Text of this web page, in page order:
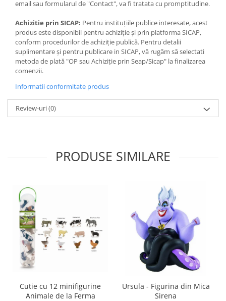
Jocuri cu numere
Jocuri de indemanare
Jocuri de carti
Carti pe alese
Carti pentru copii 3 ani
Carti pentru copii 5 ani
Carti pentru copii 6 ani
Carti pentru copii 8 ani
Carti de colorat
Carticele interactive
Cadouri copii
Cutii muzicale
email sau formularul de "Contact", va fi tratata cu promptitudine.
Achizitie prin SICAP: Pentru instituțiile publice interesate, acest
produs este disponibil pentru achiziție și prin platforma SICAP,
conform procedurilor de achiziție publică. Pentru detalii
suplimentare și pentru publicare in SICAP, vă rugăm să selectati
metoda de plată "OP sau Achiziție prin Seap/Sicap" la finalizarea
comenzii.
Informatii conformitate produs
Review-uri(0)
PRODUSE SIMILARE
Cutie cu 12 minifigurine
Animale de la Ferma
Ursula - Figurina din Mica
Sirena